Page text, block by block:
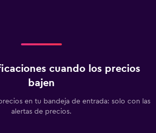
cuando los precios
bajen
en tu bandeja de entrada: solo con las
alertas de precios.